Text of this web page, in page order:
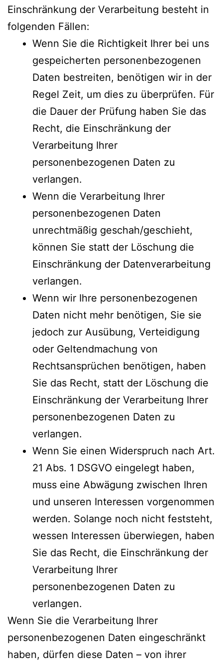
Einschränkung der Verarbeitung besteht in
folgenden Fällen:
Wenn Sie die Richtigkeit Ihrer bei uns
gespeicherten personenbezogenen
Daten bestreiten, benötigen wir in der
Regel Zeit, um dies zu überprüfen. Für
die Dauer der Prüfung haben Sie das
Recht, die Einschränkung der
Verarbeitung Ihrer
personenbezogenen Daten zu
verlangen.
Wenn die Verarbeitung Ihrer
personenbezogenen Daten
unrechtmäßig geschah/geschieht,
können Sie statt der Löschung die
Einschränkung der Datenverarbeitung
verlangen.
Wenn wir Ihre personenbezogenen
Daten nicht mehr benötigen, Sie sie
jedoch zur Ausübung, Verteidigung
oder Geltendmachung von
Rechtsansprüchen benötigen, haben
Sie das Recht, statt der Löschung die
Einschränkung der Verarbeitung Ihrer
personenbezogenen Daten zu
verlangen.
Wenn Sie einen Widerspruch nach Art.
21 Abs. 1 DSGVO eingelegt haben,
muss eine Abwägung zwischen Ihren
und unseren Interessen vorgenommen
werden. Solange noch nicht feststeht,
wessen Interessen überwiegen, haben
Sie das Recht, die Einschränkung der
Verarbeitung Ihrer
personenbezogenen Daten zu
verlangen.
Wenn Sie die Verarbeitung Ihrer
personenbezogenen Daten eingeschränkt
haben, dürfen diese Daten – von ihrer